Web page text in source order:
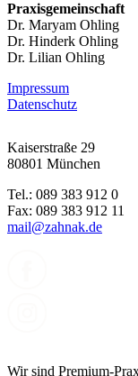
Praxisgemeinschaft
Dr. Maryam Ohling
Dr. Hinderk Ohling
Dr. Lilian Ohling
Impressum
Datenschutz
Kaiserstraße 29
80801 München
Tel.: 089 383 912 0
Fax: 089 383 912 11
mail@zahnak.de
Wir sind Premium-